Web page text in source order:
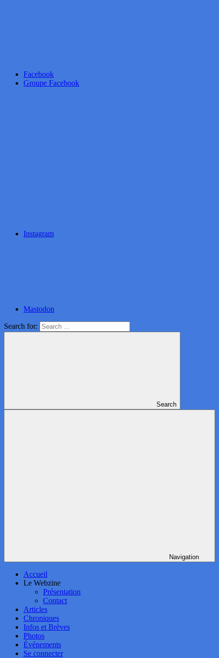
Facebook
Groupe Facebook
Instagram
Mastodon
Search for:
Search
Navigation
Accueil
Le Webzine
Présentation
Contact
Articles
Chroniques
Infos et Brèves
Photos
Événements
Se connecter